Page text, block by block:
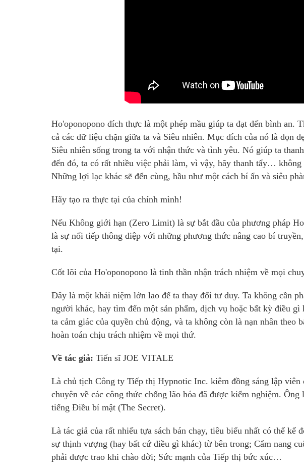
Ho'oponopono đích thực là một phép mầu giúp ta đạt đến bình an.
cả các dữ liệu chặn giữa ta và Siêu nhiên. Mục đích của nó là dọn
Siêu nhiên sống trong ta với nhận thức và tình yêu. Nó giúp ta
đến đó, ta có rất nhiều việc phải làm, vì vậy, hãy thanh tẩy…
Những lợi lạc khác sẽ đến cùng, hầu như một cách bí ẩn và siêu
Hãy tạo ra thực tại của chính mình!
Nếu Không giới hạn (Zero Limit) là sự bắt đầu của phương pháp
là sự nối tiếp thông điệp với những phương thức nâng cao bí
tại.
Cốt lõi của Ho'oponopono là tinh thần nhận trách nhiệm về mọi
Đây là một khái niệm lớn lao để ta thay đổi tư duy. Ta không cần
người khác, hay tìm đến một sản phẩm, dịch vụ hoặc bất kỳ điều
ta cảm giác của quyền chủ động, và ta không còn là nạn nhân theo
hoàn toán chịu trách nhiệm về mọi thứ.
Về tác giả: Tiến sĩ JOE VITALE
Là chủ tịch Công ty Tiếp thị Hypnotic Inc. kiêm đồng sáng lập
chuyên về các công thức chống lão hóa đã được kiểm nghiệm.
tiếng Điều bí mật (The Secret).
Là tác giả của rất nhiếu tựa sách bán chạy, tiêu biểu nhất có thể kể
sự thịnh vượng (hay bất cứ điều gì khác) từ bên trong; Cẩm nang
phải được trao khi chào đời; Sức mạnh của Tiếp thị bức xúc…